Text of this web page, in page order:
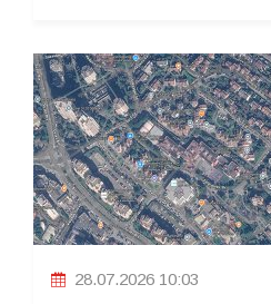
28.07.2026 10:03